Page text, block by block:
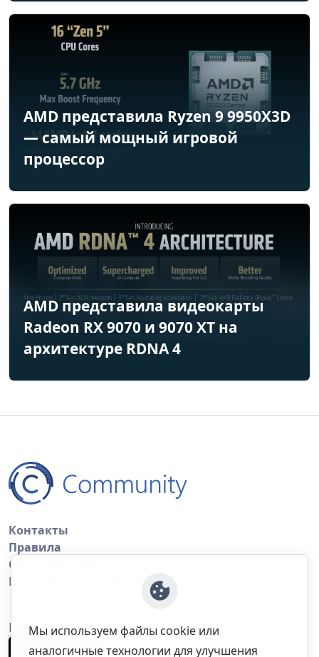
AMD представила Ryzen 9 9950X3D
— самый мощный игровой
процессор
AMD представила видеокарты
Radeon RX 9070 и 9070 XT на
архитектуре RDNA 4
Контакты
Правила
Обратная связь
Правила копирования материалов
Приложение
Мы используем файлы cookie или
аналогичные технологии для улучшения